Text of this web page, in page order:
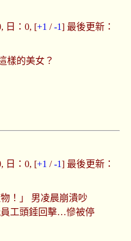
日：0, [+1 /-1] 最後更新：
樣的美女？
日：0, [+1 /-1] 最後更新：
物！」 男凌晨崩潰吵
工頭錘回擊…慘被停